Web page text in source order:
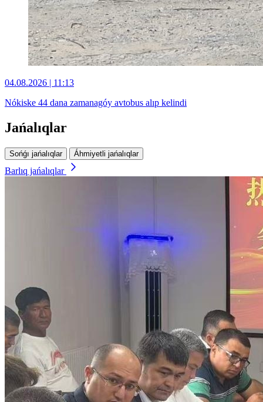
04.08.2026 | 11:13
Nókiske 44 dana zamanagóy avtobus alıp kelindi
Jańalıqlar
Sońǵı jańalıqlar Áhmiyetli jańalıqlar
Barlıq jańalıqlar